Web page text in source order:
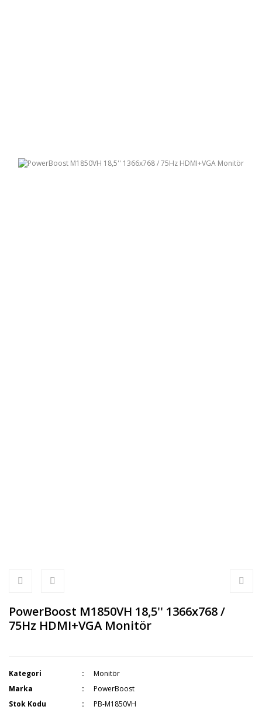
PowerBoost M1850VH 18,5'' 1366x768 /
75Hz HDMI+VGA Monitör
Kategori
Monitör
Marka
PowerBoost
Stok Kodu
PB-M1850VH